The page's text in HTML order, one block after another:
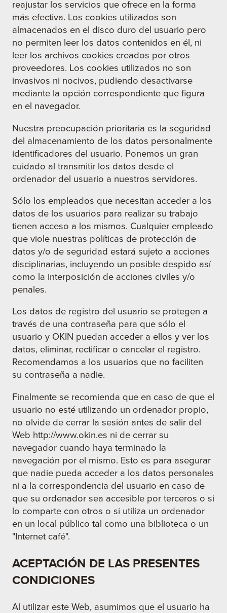
reajustar los servicios que ofrece en la forma
más efectiva. Los cookies utilizados son
almacenados en el disco duro del usuario pero
no permiten leer los datos contenidos en él, ni
leer los archivos cookies creados por otros
proveedores. Los cookies utilizados no son
invasivos ni nocivos, pudiendo desactivarse
mediante la opción correspondiente que figura
en el navegador.
Nuestra preocupación prioritaria es la seguridad
del almacenamiento de los datos personalmente
identificadores del usuario. Ponemos un gran
cuidado al transmitir los datos desde el
ordenador del usuario a nuestros servidores.
Sólo los empleados que necesitan acceder a los
datos de los usuarios para realizar su trabajo
tienen acceso a los mismos. Cualquier empleado
que viole nuestras políticas de protección de
datos y/o de seguridad estará sujeto a acciones
disciplinarias, incluyendo un posible despido así
como la interposición de acciones civiles y/o
penales.
Los datos de registro del usuario se protegen a
través de una contraseña para que sólo el
usuario y OKIN puedan acceder a ellos y ver los
datos, eliminar, rectificar o cancelar el registro.
Recomendamos a los usuarios que no faciliten
su contraseña a nadie.
Finalmente se recomienda que en caso de que el
usuario no esté utilizando un ordenador propio,
no olvide de cerrar la sesión antes de salir del
Web http://www.okin.es ni de cerrar su
navegador cuando haya terminado la
navegación por el mismo. Esto es para asegurar
que nadie pueda acceder a los datos personales
ni a la correspondencia del usuario en caso de
que su ordenador sea accesible por terceros o si
lo comparte con otros o si utiliza un ordenador
en un local público tal como una biblioteca o un
"Internet café".
ACEPTACIÓN DE LAS PRESENTES
CONDICIONES
Al utilizar este Web, asumimos que el usuario ha